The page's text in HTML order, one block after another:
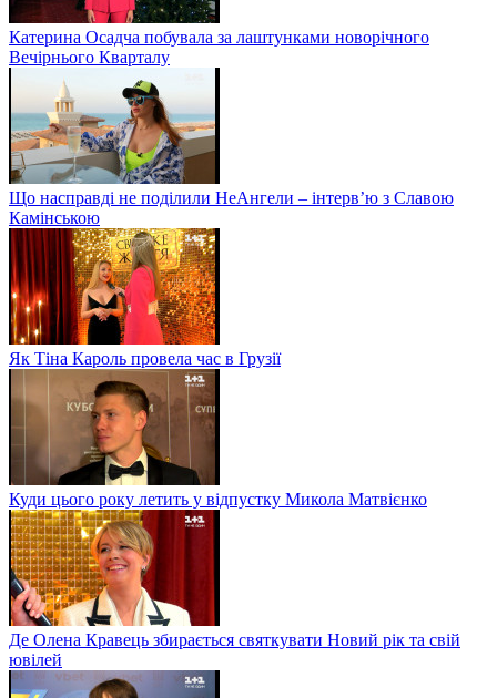
Катерина Осадча побувала за лаштунками новорічного
Вечірнього Кварталу
Що насправді не поділили НеАнгели – інтерв’ю з Славою
Камінською
Як Тіна Кароль провела час в Грузії
Куди цього року летить у відпустку Микола Матвієнко
Де Олена Кравець збирається святкувати Новий рік та свій
ювілей